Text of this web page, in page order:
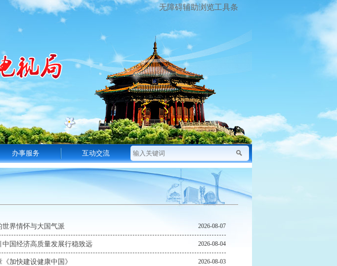
无障碍辅助浏览工具条
办事服务 互动交流
界情怀与大国气派 2026-08-07
国经济高质量发展行稳致远 2026-08-04
加快建设健康中国》 2026-08-03